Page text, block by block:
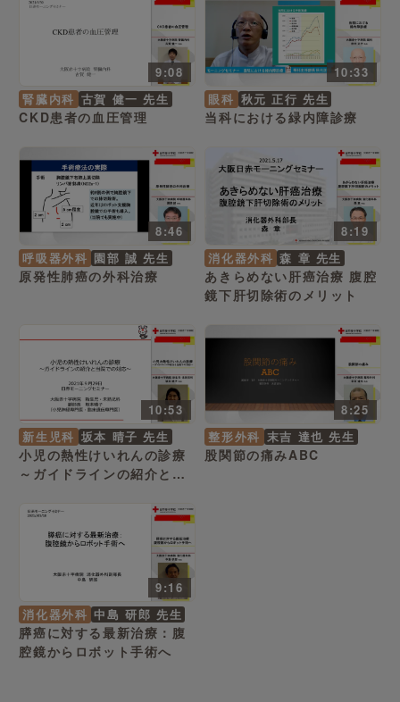
9:08
腎臓内科 古賀 健一 先生
CKD患者の血圧管理
10:33
眼科 秋元 正行 先生
当科における緑内障診療
8:46
呼吸器外科 園部 誠 先生
原発性肺癌の外科治療
8:19
消化器外科 森 章 先生
あきらめない肝癌治療 腹腔
鏡下肝切除術のメリット
10:53
新生児科 坂本 晴子 先生
小児の熱性けいれんの診療
～ガイドラインの紹介と当
8:25
整形外科 末吉 達也 先生
股関節の痛みABC
9:16
消化器外科 中島 研郎 先生
膵癌に対する最新治療：腹
腔鏡からロボット手術へ